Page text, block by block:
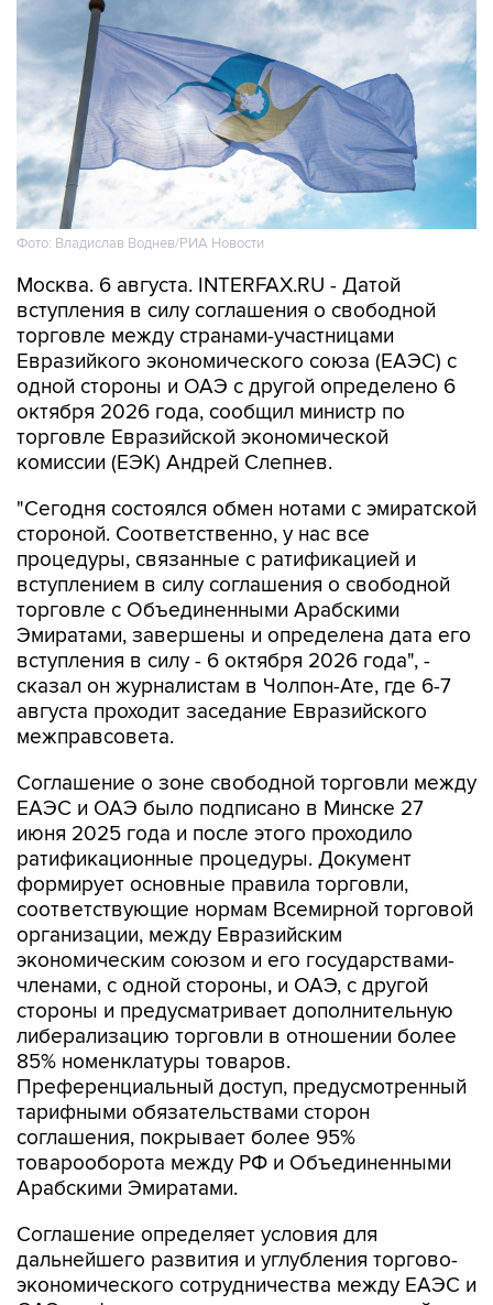
Фото: Владислав Воднев/РИА Новости
Москва. 6 августа. INTERFAX.RU - Датой
вступления в силу соглашения о свободной
торговле между странами-участницами
Евразийкого экономического союза (ЕАЭС) с
одной стороны и ОАЭ с другой определено 6
октября 2026 года, сообщил министр по
торговле Евразийской экономической
комиссии (ЕЭК) Андрей Слепнев.
"Сегодня состоялся обмен нотами с эмиратской
стороной. Соответственно, у нас все
процедуры, связанные с ратификацией и
вступлением в силу соглашения о свободной
торговле с Объединенными Арабскими
Эмиратами, завершены и определена дата его
вступления в силу - 6 октября 2026 года", -
сказал он журналистам в Чолпон-Ате, где 6-7
августа проходит заседание Евразийского
межправсовета.
Соглашение о зоне свободной торговли между
ЕАЭС и ОАЭ было подписано в Минске 27
июня 2025 года и после этого проходило
ратификационные процедуры. Документ
формирует основные правила торговли,
соответствующие нормам Всемирной торговой
организации, между Евразийским
экономическим союзом и его государствами-
членами, с одной стороны, и ОАЭ, с другой
стороны и предусматривает дополнительную
либерализацию торговли в отношении более
85% номенклатуры товаров.
Преференциальный доступ, предусмотренный
тарифными обязательствами сторон
соглашения, покрывает более 95%
товарооборота между РФ и Объединенными
Арабскими Эмиратами.
Соглашение определяет условия для
дальнейшего развития и углубления торгово-
экономического сотрудничества между ЕАЭС и